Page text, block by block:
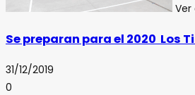
Ver
Se preparan para el 2020 Los
31/12/2019
0